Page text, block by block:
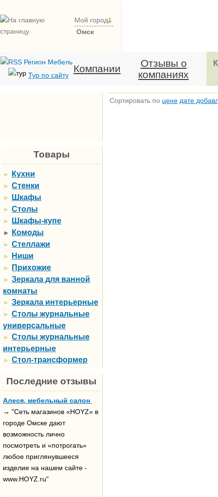
Мой город
Омск
Тур по сайту
Компании
Отзывы о
компаниях
Товары
► Кухни
► Стенки
► Шкафы
► Столы
► Шкафы-купе
► Комоды
► Стеллажи
► Ниши
► Прихожие
► Зеркала для ванной
комнаты
► Зеркала интерьерные
► Столы журнальные
универсальные
► Столы журнальные
интерьерные
► Стол-трансформер
Последние отзывы
Алеся, мебельный салон
→ "Сеть магазинов «HOYZ» в
городе Омске дают
возможность лично
посмотреть и «потрогать»
любое приглянувшееся
изделие на нашем сайте -
www.HOYZ.ru"
Сортировать по цене дате